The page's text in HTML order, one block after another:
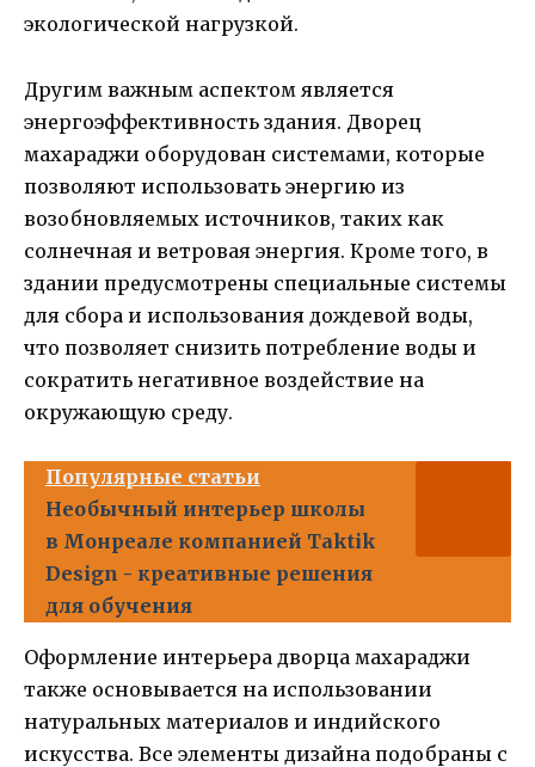
экологической нагрузкой.
Другим важным аспектом является
энергоэффективность здания. Дворец
махараджи оборудован системами, которые
позволяют использовать энергию из
возобновляемых источников, таких как
солнечная и ветровая энергия. Кроме того, в
здании предусмотрены специальные системы
для сбора и использования дождевой воды,
что позволяет снизить потребление воды и
сократить негативное воздействие на
окружающую среду.
Популярные статьи
Необычный интерьер школы
в Монреале компанией Taktik
Design - креативные решения
для обучения
Оформление интерьера дворца махараджи
также основывается на использовании
натуральных материалов и индийского
искусства. Все элементы дизайна подобраны с